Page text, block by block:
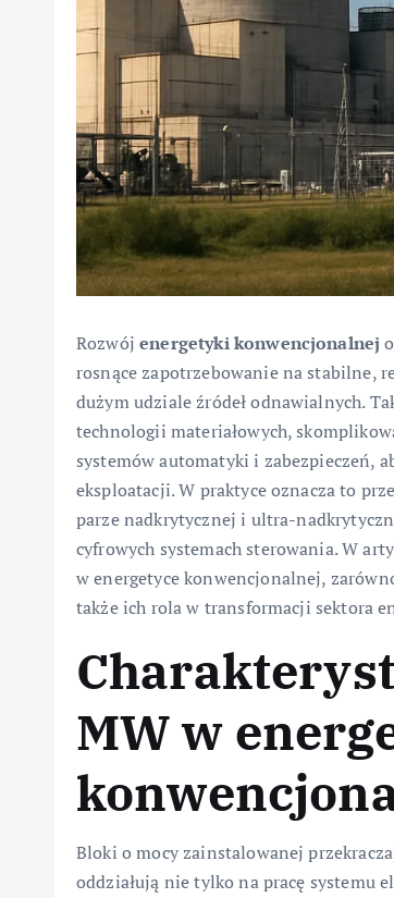
Rozwójenergetyki konwencjonalnej
rosnące zapotrzebowanie na stabilne,
dużym udziale źródeł odnawialnych.
technologii materiałowych,
systemów automatyki i zabezpieczeń,
eksploatacji. W praktyce oznacza to
parze nadkrytycznej i ultra-
cyfrowych systemach sterowania. W
w energetyce konwencjonalnej,
także ich rola w transformacji sektora
MW w
Bloki o mocy zainstalowanej
oddziałują nie tylko na pracę systemu